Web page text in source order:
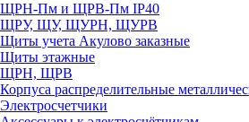
ЩРН-Пм и ЩРВ-Пм IP40
ЩРУ, ЩУ, ЩУРН, ЩУРВ
Щиты учета Акулово заказные
Щиты этажные
ЩРН, ЩРВ
Корпуса распределительные
Электросчетчики